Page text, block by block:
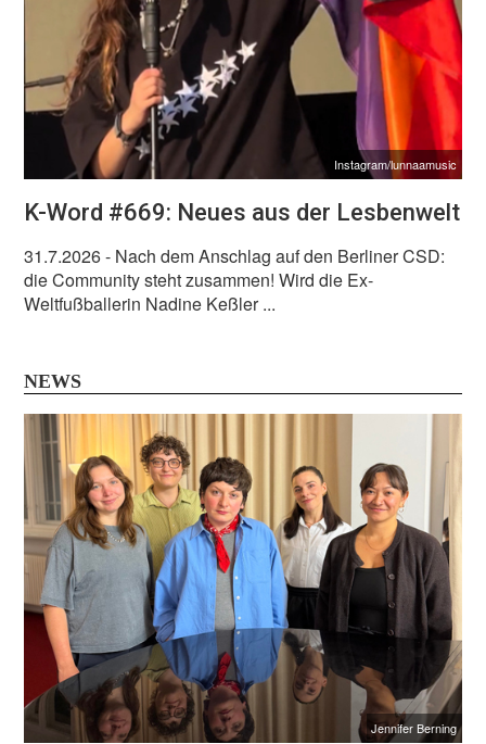
Instagram/lunnaamusic
K-Word #669: Neues aus der Lesbenwelt
31.7.2026- Nach dem Anschlag auf den Berliner CSD:
die Community steht zusammen! Wird die Ex-
Weltfußballerin Nadine Keßler ...
NEWS
Jennifer Berning